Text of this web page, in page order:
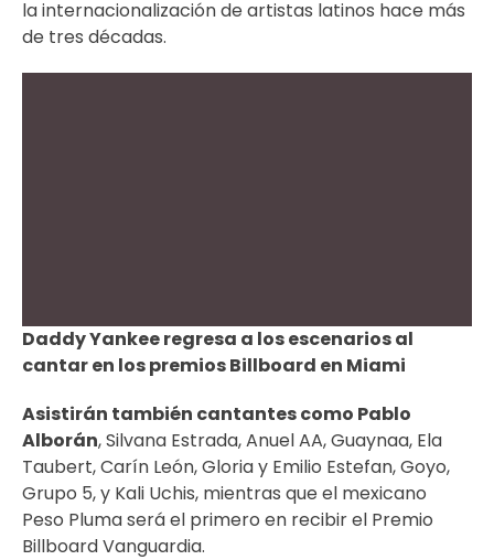
la internacionalización de artistas latinos hace más
de tres décadas.
Daddy Yankee regresa a los escenarios al
cantar en los premios Billboard en Miami
Asistirán también cantantes como Pablo
Alborán, Silvana Estrada, Anuel AA, Guaynaa, Ela
Taubert, Carín León, Gloria y Emilio Estefan, Goyo,
Grupo 5, y Kali Uchis, mientras que el mexicano
Peso Pluma será el primero en recibir el Premio
Billboard Vanguardia.